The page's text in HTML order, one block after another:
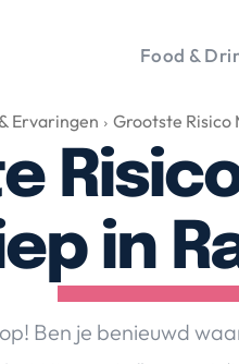
Travel &
Food &
Lifestyle,
Gadgets &
Top 5 van
Food &
Ervaringen Grootste Risico
in
Ben je benieuwd